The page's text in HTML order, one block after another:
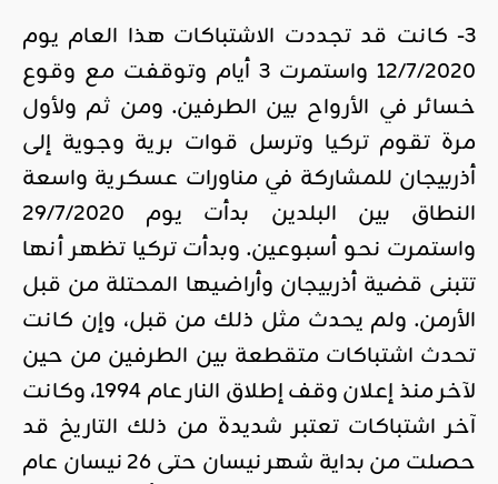
3- كانت قد تجددت الاشتباكات هذا العام يوم
12/7/2020 واستمرت 3 أيام وتوقفت مع وقوع
خسائر في الأرواح بين الطرفين. ومن ثم ولأول
مرة تقومتركيا وترسل قوات برية وجوية إلى
أذربيجان للمشاركة في مناورات عسكرية واسعة
النطاق بين البلدين بدأت يوم 29/7/2020
واستمرت نحو أسبوعين. وبدأت تركيا تظهر أنها
تتبنى قضية أذربيجان وأراضيها المحتلة من قبل
الأرمن. ولم يحدث مثل ذلك من قبل، وإن كانت
تحدث اشتباكات متقطعة بين الطرفين من حين
لآخر منذ إعلان وقف إطلاق النار عام 1994، وكانت
آخر اشتباكات تعتبر شديدة من ذلك التاريخ قد
حصلت من بداية شهر نيسان حتى 26 نيسان عام